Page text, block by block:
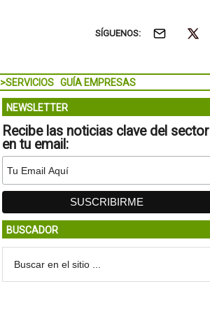
SÍGUENOS:
>SERVICIOS GUÍA EMPRESAS
NEWSLETTER
Recibe las noticias clave del sector
en tu email:
BUSCADOR